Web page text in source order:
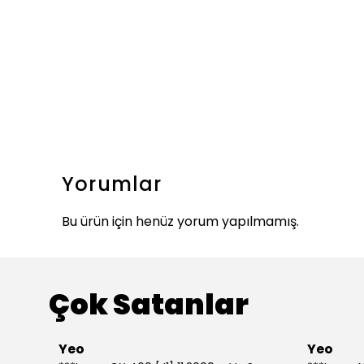
Yorumlar
Bu ürün için henüz yorum yapılmamış.
Çok Satanlar
Yeo Yeo